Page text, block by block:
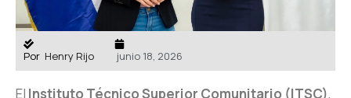
Por Henry Rijo junio 18, 2026
El Instituto Técnico Superior Comunitario (ITSC),